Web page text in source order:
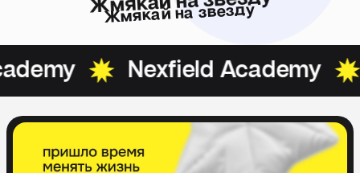
Жмякай на звезду
Nexfield Academy